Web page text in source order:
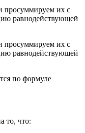
просуммируем их с
равнодействующей
просуммируем их с
равнодействующей
по формуле
то, что: